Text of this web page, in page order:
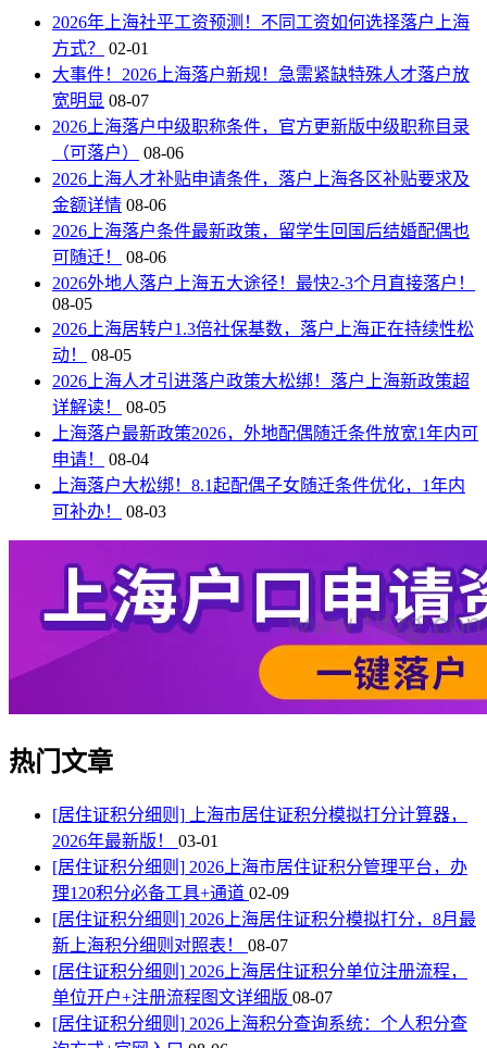
2026年上海社平工资预测！不同工资如何选择落户上海
方式？
02-01
大事件！2026上海落户新规！急需紧缺特殊人才落户放
宽明显 08-07
2026上海落户中级职称条件，官方更新版中级职称目录
（可落户）
08-06
2026上海人才补贴申请条件，落户上海各区补贴要求及
金额详情 08-06
2026上海落户条件最新政策，留学生回国后结婚配偶也
可随迁！
08-06
2026外地人落户上海五大途径！最快2-3个月直接落户！
08-05
2026上海居转户1.3倍社保基数，落户上海正在持续性松
动！
08-05
2026上海人才引进落户政策大松绑！落户上海新政策超
详解读！
08-05
上海落户最新政策2026，外地配偶随迁条件放宽1年内可
申请！
08-04
上海落户大松绑！8.1起配偶子女随迁条件优化，1年内
可补办！
08-03
热门文章
[居住证积分细则] 上海市居住证积分模拟打分计算器，
2026年最新版！ 03-01
[居住证积分细则] 2026上海市居住证积分管理平台，办
理120积分必备工具+通道 02-09
[居住证积分细则] 2026上海居住证积分模拟打分，8月最
新上海积分细则对照表！ 08-07
[居住证积分细则] 2026上海居住证积分单位注册流程，
单位开户+注册流程图文详细版 08-07
[居住证积分细则] 2026上海积分查询系统：个人积分查